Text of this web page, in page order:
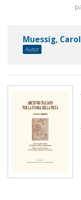
Muessig,
Autor